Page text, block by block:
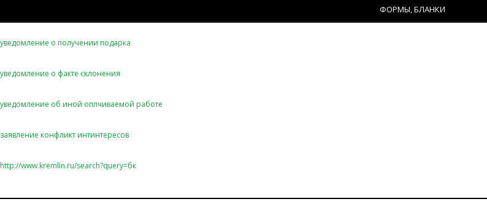
ФОРМЫ, БЛАНКИ
уведомление о получении подарка
уведомление о факте склонения
уведомление об иной оплчиваемой работе
заявление конфликт интинтересов
http://www.kremlin.ru/search?query=бк